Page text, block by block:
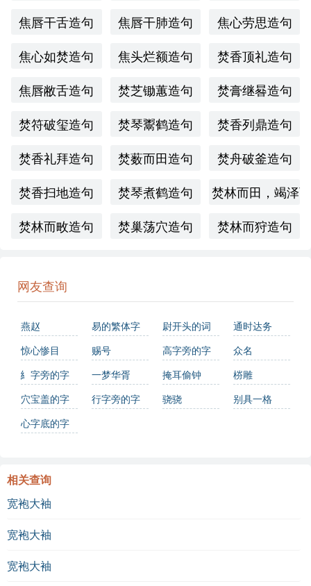
焦唇干舌造句
焦唇干肺造句
焦心劳思造句
焦心如焚造句
焦头烂额造句
焚香顶礼造句
焦唇敝舌造句
焚芝锄蕙造句
焚膏继晷造句
焚符破玺造句
焚琴鬻鹤造句
焚香列鼎造句
焚香礼拜造句
焚薮而田造句
焚舟破釜造句
焚香扫地造句
焚琴煮鹤造句
焚林而田，竭泽
焚林而畋造句
焚巢荡穴造句 焚林而狩造句
网友查询
燕赵
易的繁体字
怎么写？这
份易字繁体
详解，助你
正确书写汉
尉开头的词
语有哪些
通时达务
惊心惨目
赐号 高字旁的字
众名
糹字旁的字
一梦华胥 掩耳偷钟
梤雕
穴宝盖的字
行字旁的字 骁骁
别具一格
心字底的字
相关查询
宽袍大袖
宽袍大袖
宽袍大袖